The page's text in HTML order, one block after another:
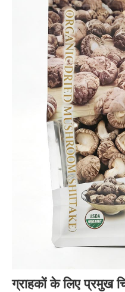
ग्राहकों के लिए प्रमुख